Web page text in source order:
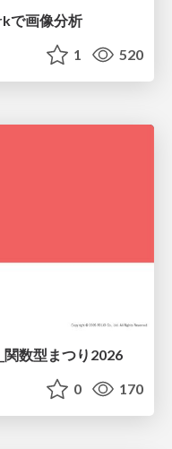
で画像分析
1 520
数型まつり2026
0 170